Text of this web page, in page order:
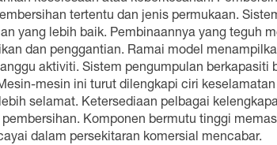
tertentu dan jenis permukaan.
yang lebih baik. Pembinaannya yang teguh
dan penggantian. Ramai model
aktiviti. Sistem pengumpulan berkapasiti
mesin ini turut dilengkapi ciri
selamat. Ketersediaan pelbagai
Komponen bermutu tinggi
dalam persekitaran komersial mencabar.